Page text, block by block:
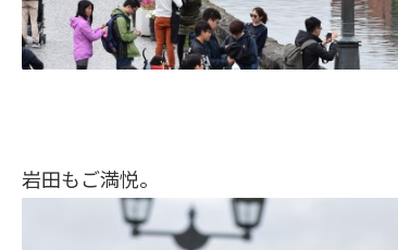
岩田もご満悦。